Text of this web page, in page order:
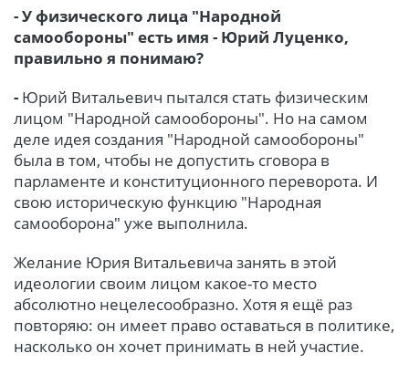
- У физического лица "Народной
самообороны" есть имя - Юрий Луценко,
правильно я понимаю?
- Юрий Витальевич пытался стать физическим
лицом "Народной самообороны". Но на самом
деле идея создания "Народной самообороны"
была в том, чтобы не допустить сговора в
парламенте и конституционного переворота. И
свою историческую функцию "Народная
самооборона" уже выполнила.
Желание Юрия Витальевича занять в этой
идеологии своим лицом какое-то место
абсолютно нецелесообразно. Хотя я ещё раз
повторяю: он имеет право оставаться в политике,
насколько он хочет принимать в ней участие.